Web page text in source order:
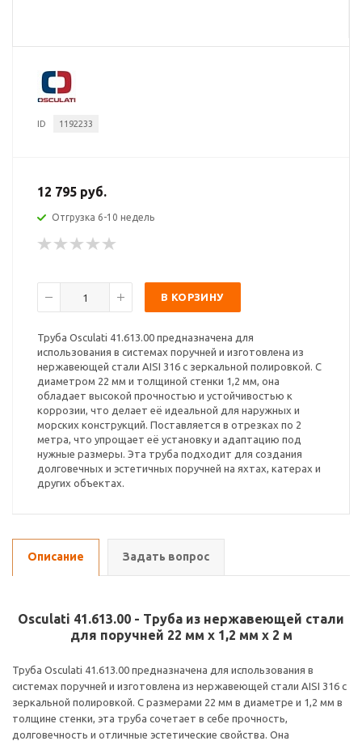
ID 1192233
12 795 руб.
Отгрузка 6-10 недель
В КОРЗИНУ
Труба Osculati 41.613.00 предназначена для
использования в системах поручней и изготовлена из
нержавеющей стали AISI 316 с зеркальной полировкой. С
диаметром 22 мм и толщиной стенки 1,2 мм, она
обладает высокой прочностью и устойчивостью к
коррозии, что делает её идеальной для наружных и
морских конструкций. Поставляется в отрезках по 2
метра, что упрощает её установку и адаптацию под
нужные размеры. Эта труба подходит для создания
долговечных и эстетичных поручней на яхтах, катерах и
других объектах.
Описание Задать вопрос
Osculati 41.613.00 - Труба из нержавеющей стали
для поручней 22 мм x 1,2 мм x 2 м
Труба Osculati 41.613.00 предназначена для использования в
системах поручней и изготовлена из нержавеющей стали AISI 316 с
зеркальной полировкой. С размерами 22 мм в диаметре и 1,2 мм в
толщине стенки, эта труба сочетает в себе прочность,
долговечность и отличные эстетические свойства. Она